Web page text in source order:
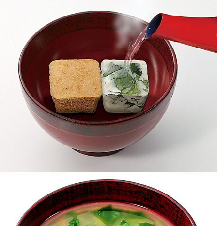
●化学調味料無添加
●ギフトなどにも喜ばれています。
●一人暮らしの方には便利な一食分ずつ入り
●急な来客にもぴったり。
●節分の恵方巻きのお供に。
＊生わかめからフリーズドライ製法でつくってあるのでわか
めの食感が断然違います!!
おいしい鳴門わかめのおみそ汁。お勧めです。